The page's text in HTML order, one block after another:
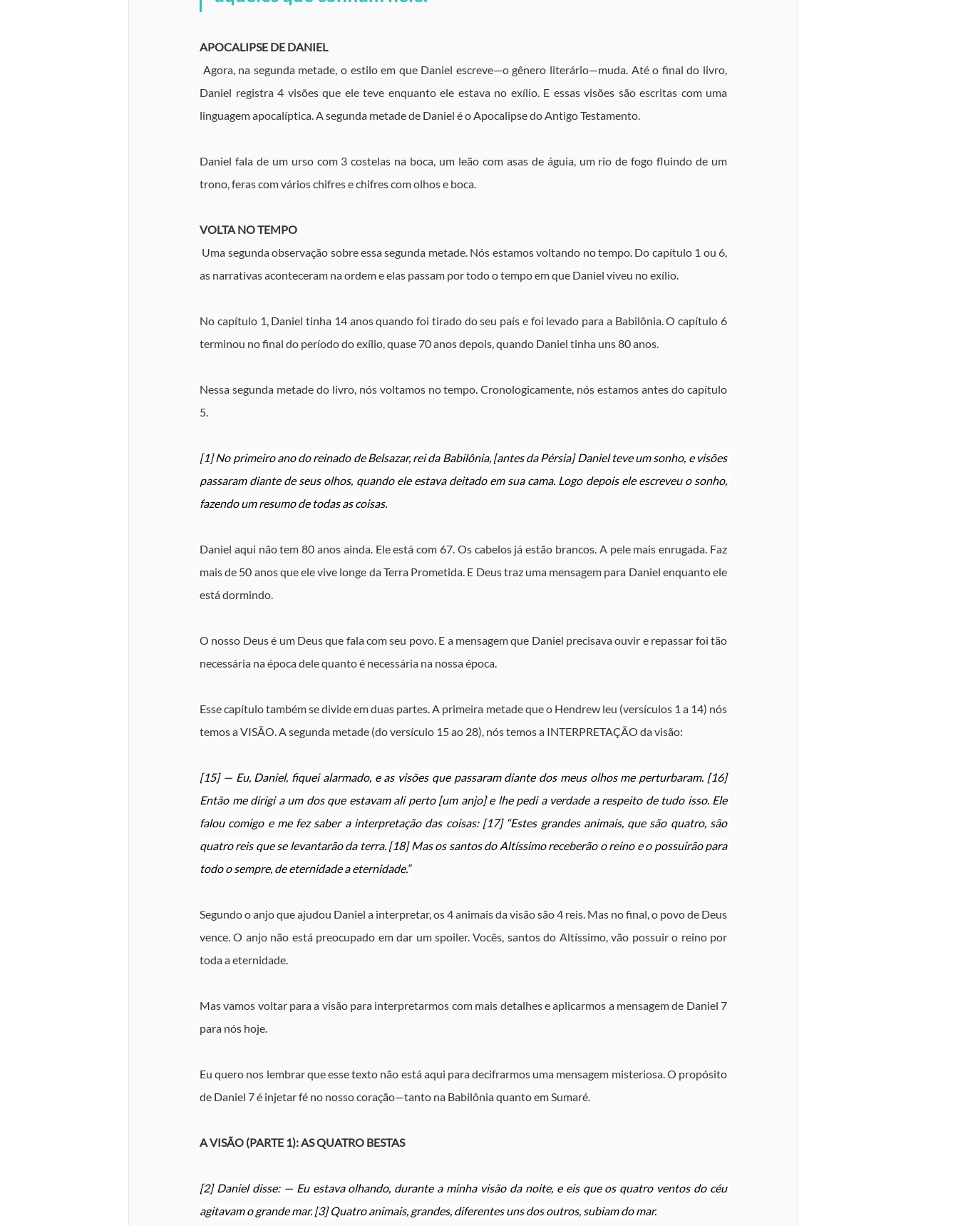
APOCALIPSE DE DANIEL
Agora, na segunda metade, o estilo em que Daniel escreve—o gênero literário—muda. Até o final do livro,
Daniel registra 4 visões que ele teve enquanto ele estava no exílio. E essas visões são escritas com uma
linguagem apocalíptica. A segunda metade de Daniel é o Apocalipse do Antigo Testamento.
Daniel fala de um urso com 3 costelas na boca, um leão com asas de águia, um rio de fogo fluindo de um
trono, feras com vários chifres e chifres com olhos e boca.
VOLTA NO TEMPO
Uma segunda observação sobre essa segunda metade. Nós estamos voltando no tempo. Do capítulo 1 ou 6,
as narrativas aconteceram na ordem e elas passam por todo o tempo em que Daniel viveu no exílio.
No capítulo 1, Daniel tinha 14 anos quando foi tirado do seu país e foi levado para a Babilônia. O capítulo 6
terminou no final do período do exílio, quase 70 anos depois, quando Daniel tinha uns 80 anos.
Nessa segunda metade do livro, nós voltamos no tempo. Cronologicamente, nós estamos antes do capítulo
5.
[1] No primeiro ano do reinado de Belsazar, rei da Babilônia, [antes da Pérsia] Daniel teve um sonho, e visões
passaram diante de seus olhos, quando ele estava deitado em sua cama. Logo depois ele escreveu o sonho,
fazendo um resumo de todas as coisas.
Daniel aqui não tem 80 anos ainda. Ele está com 67. Os cabelos já estão brancos. A pele mais enrugada. Faz
mais de 50 anos que ele vive longe da Terra Prometida. E Deus traz uma mensagem para Daniel enquanto ele
está dormindo.
O nosso Deus é um Deus que fala com seu povo. E a mensagem que Daniel precisava ouvir e repassar foi tão
necessária na época dele quanto é necessária na nossa época.
Esse capítulo também se divide em duas partes. A primeira metade que o Hendrew leu (versículos 1 a 14) nós
temos a VISÃO. A segunda metade (do versículo 15 ao 28), nós temos a INTERPRETAÇÃO da visão:
[15] — Eu, Daniel, fiquei alarmado, e as visões que passaram diante dos meus olhos me perturbaram. [16]
Então me dirigi a um dos que estavam ali perto [um anjo] e lhe pedi a verdade a respeito de tudo isso. Ele
falou comigo e me fez saber a interpretação das coisas: [17] “Estes grandes animais, que são quatro, são
quatro reis que se levantarão da terra. [18] Mas os santos do Altíssimo receberão o reino e o possuirão para
todo o sempre, de eternidade a eternidade.”
Segundo o anjo que ajudou Daniel a interpretar, os 4 animais da visão são 4 reis. Mas no final, o povo de Deus
vence. O anjo não está preocupado em dar um spoiler. Vocês, santos do Altíssimo, vão possuir o reino por
toda a eternidade.
Mas vamos voltar para a visão para interpretarmos com mais detalhes e aplicarmos a mensagem de Daniel 7
para nós hoje.
Eu quero nos lembrar que esse texto não está aqui para decifrarmos uma mensagem misteriosa. O propósito
de Daniel 7 é injetar fé no nosso coração—tanto na Babilônia quanto em Sumaré.
A VISÃO (PARTE 1): AS QUATRO BESTAS
[2] Daniel disse: — Eu estava olhando, durante a minha visão da noite, e eis que os quatro ventos do céu
agitavam o grande mar. [3] Quatro animais, grandes, diferentes uns dos outros, subiam do mar.